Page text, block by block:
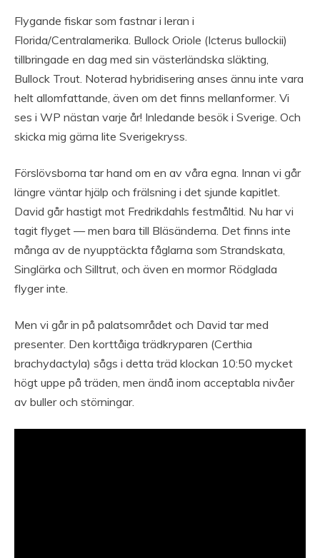
Flygande fiskar som fastnar i leran i
Florida/Centralamerika. Bullock Oriole (Icterus bullockii)
tillbringade en dag med sin västerländska släkting,
Bullock Trout. Noterad hybridisering anses ännu inte vara
helt allomfattande, även om det finns mellanformer. Vi
ses i WP nästan varje år! Inledande besök i Sverige. Och
skicka mig gärna lite Sverigekryss.
Förslövsborna tar hand om en av våra egna. Innan vi går
längre väntar hjälp och frälsning i det sjunde kapitlet.
David går hastigt mot Fredrikdahls festmåltid. Nu har vi
tagit flyget — men bara till Bläsänderna. Det finns inte
många av de nyupptäckta fåglarna som Strandskata,
Singlärka och Silltrut, och även en mormor Rödglada
flyger inte.
Men vi går in på palatsområdet och David tar med
presenter. Den korttåiga trädkryparen (Certhia
brachydactyla) sågs i detta träd klockan 10:50 mycket
högt uppe på träden, men ändå inom acceptabla nivåer
av buller och störningar.